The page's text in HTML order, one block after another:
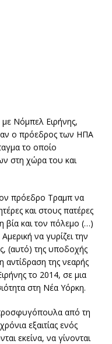
Νόμπελ Ειρήνης,
ο πρόεδρος των ΗΠΑ
το οποίο
στη χώρα του και
πρόεδρο Τραμπ να
και στους πατέρες
και τον πόλεμο (…)
να γυρίζει την
(αυτό) της υποδοχής
της νεαρής
το 2014, σε μια
στη Νέα Υόρκη.
από τη
εξαιτίας ενός
εκείνα, να γίνονται